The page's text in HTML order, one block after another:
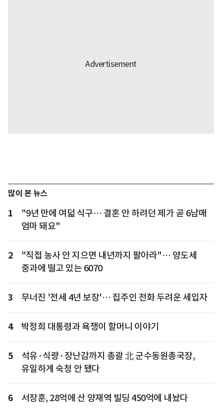
많이 본 뉴스
1
"9년 만에 여덟 식구… 결혼 안 하려던 제가 곧 6남매
엄마 돼요"
2
"직접 농사 안 지으면 내년까지 팔아라"… 양도세
중과에 떨고 있는 6070
3 무너진 '전세 4년 보장'… 집주인 전화 두려운 세입자
4 박정희 대통령과 욕쟁이 할머니 이야기
5
석유·식량·장난감까지 총괄 北 군수동원총국장,
유일하게 숙청 안 됐다
6 서장훈, 28억에 산 양재역 빌딩 450억에 내놨다